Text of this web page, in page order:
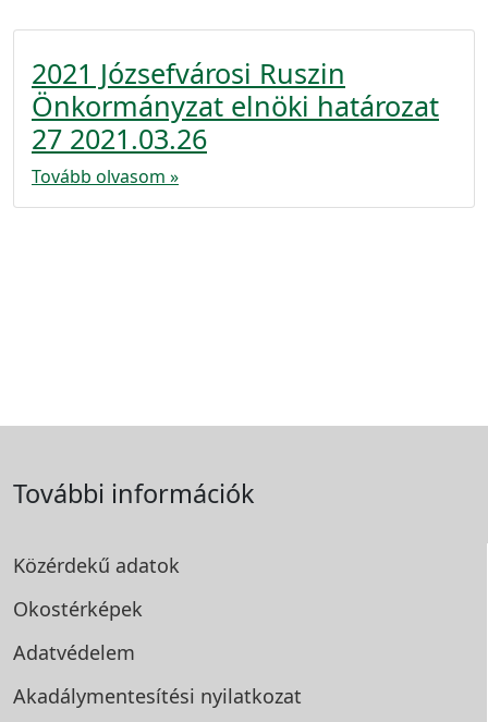
2021 Józsefvárosi Ruszin
Önkormányzat elnöki határozat
27 2021.03.26
Tovább olvasom »
További információk
Közérdekű adatok
Okostérképek
Adatvédelem
Akadálymentesítési nyilatkozat